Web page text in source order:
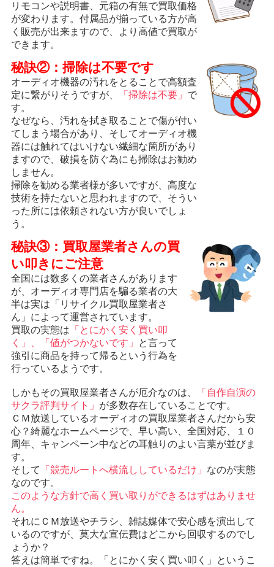
リモコンや説明書、元箱の有無で買取価格
が変わります。付属品が揃っている方が高
く販売が出来ますので、より高値で買取が
できます。
秘訣②：掃除は不要です
オーディオ機器の汚れをとることで高額査
定に繋がりそうですが、
「掃除は不要」 で
す。
なぜなら、汚れを拭き取ることで傷が付い
てしまう場合があり、そしてオーディオ機
器には触れてはいけない繊細な箇所があり
ますので、破損を防ぐ為にも掃除はお勧め
しません。
掃除を勧める業者様が多いですが、高度な
技術を持たないと思われますので、そうい
った所には依頼されない方が良いでしょ
う。
秘訣③：買取屋業者さんの買
い叩きにご注意
全国には数多くの業者さんがあります
が、オーディオ専門店を騙る業者の大
半は実は「リサイクル買取屋業者さ
ん」によって運営されています。
買取の実態は 「とにかく安く買い叩
く」、「値がつかないです」
と言って
強引に商品を持って帰るという行為を
行っているようです。
しかもその買取屋業者さんが厄介なのは、
「自作自演の
サクラ評判サイト」 が多数存在していることです。
ＣＭ放送しているオーディオの買取屋業者さんだから安
心？綺麗なホームページで、早い高い、全国対応、１０
周年、キャンペーン中などの耳触りのよい言葉が並びま
す。
そして
「競売ルートへ横流ししているだけ」 なのが実態
なのです。
このような方針で高く買い取りができるはずはありませ
ん。
それにＣＭ放送やチラシ、雑誌媒体で安心感を演出して
いるのですが、莫大な宣伝費はどこから回収するのでし
ょうか？
答えは簡単ですね。「とにかく安く買い叩く」というこ